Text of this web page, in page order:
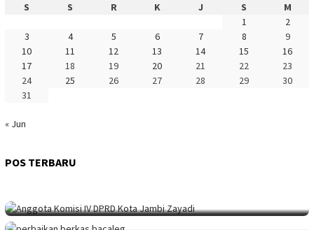
S
S R K J S
M
1
2
3
4 5 6 7 8
9
10
11 12 13 14 15
16
17
18 19 20 21 22
23
24
25 26 27 28 29
30
31
« Jun
POS TERBARU
Akibat Kipas Angin, Satu Rumah Terbakar
Demi Warisan Di Singapura, Kakak Seret A…
SAROLANGUN
Sumingrah Warga, Berkat Bakri Rumah Impi…
TEBO Juli 17, 2023
JAMBITV , POLITIK , TEBO Juli 17, 2023
Perpanjangan Perbaikan Berkas Bacaleg, 9…